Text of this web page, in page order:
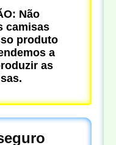
Não
camisas
produto
a
as